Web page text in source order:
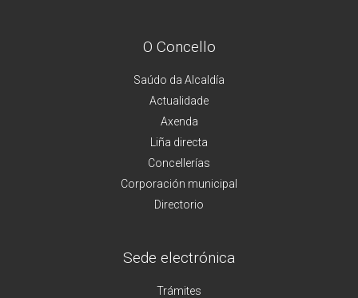
O Concello
Saúdo da Alcaldía
Actualidade
Axenda
Liña directa
Concellerías
Corporación municipal
Directorio
Sede electrónica
Trámites